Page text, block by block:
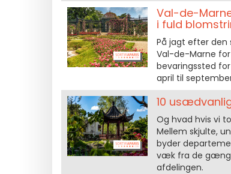
Val-de-
i fuld
På jagt efter den
Val-de-Marne
bevaringssted
april til
10
Og hvad hvis vi
Mellem skjulte,
byder
væk fra de
afdelingen.